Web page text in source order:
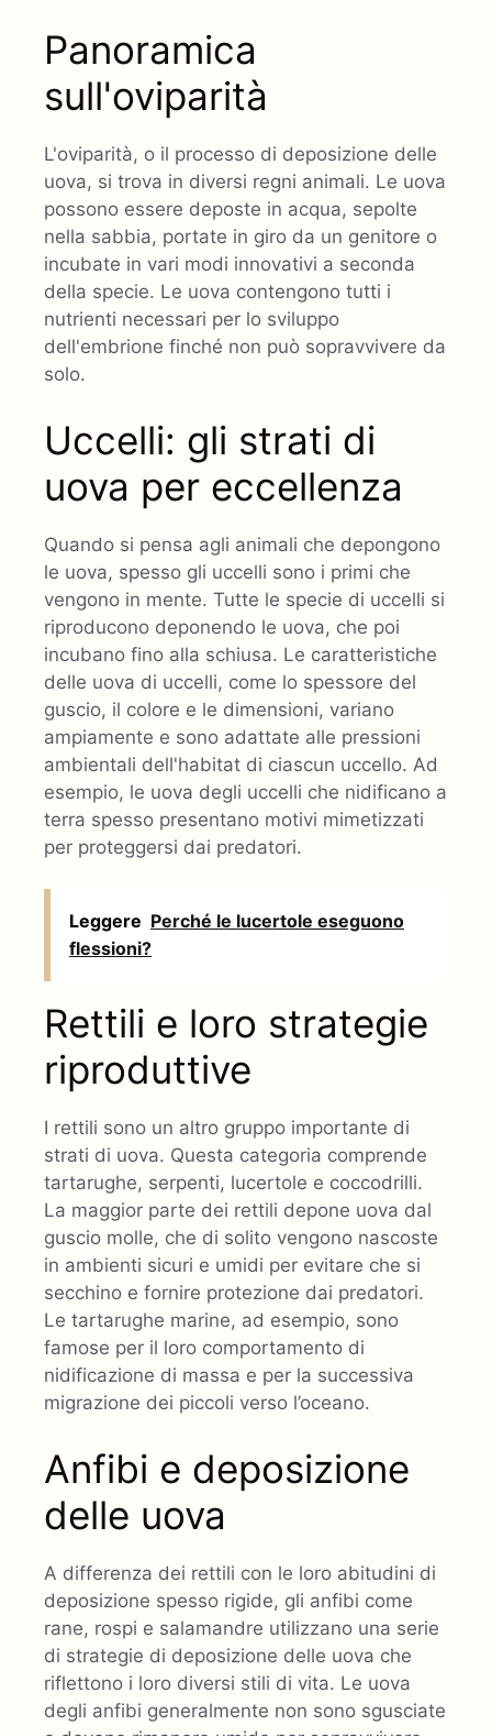
Panoramica
sull'oviparità
L'oviparità, o il processo di deposizione delle
uova, si trova in diversi regni animali. Le uova
possono essere deposte in acqua, sepolte
nella sabbia, portate in giro da un genitore o
incubate in vari modi innovativi a seconda
della specie. Le uova contengono tutti i
nutrienti necessari per lo sviluppo
dell'embrione finché non può sopravvivere da
solo.
Uccelli: gli strati di
uova per eccellenza
Quando si pensa agli animali che depongono
le uova, spesso gli uccelli sono i primi che
vengono in mente. Tutte le specie di uccelli si
riproducono deponendo le uova, che poi
incubano fino alla schiusa. Le caratteristiche
delle uova di uccelli, come lo spessore del
guscio, il colore e le dimensioni, variano
ampiamente e sono adattate alle pressioni
ambientali dell'habitat di ciascun uccello. Ad
esempio, le uova degli uccelli che nidificano a
terra spesso presentano motivi mimetizzati
per proteggersi dai predatori.
Leggere Perché le lucertole eseguono
flessioni?
Rettili e loro strategie
riproduttive
I rettili sono un altro gruppo importante di
strati di uova. Questa categoria comprende
tartarughe, serpenti, lucertole e coccodrilli.
La maggior parte dei rettili depone uova dal
guscio molle, che di solito vengono nascoste
in ambienti sicuri e umidi per evitare che si
secchino e fornire protezione dai predatori.
Le tartarughe marine, ad esempio, sono
famose per il loro comportamento di
nidificazione di massa e per la successiva
migrazione dei piccoli verso l’oceano.
Anfibi e deposizione
delle uova
A differenza dei rettili con le loro abitudini di
deposizione spesso rigide, gli anfibi come
rane, rospi e salamandre utilizzano una serie
di strategie di deposizione delle uova che
riflettono i loro diversi stili di vita. Le uova
degli anfibi generalmente non sono sgusciate